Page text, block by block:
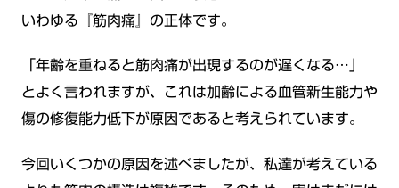
いわゆる『筋肉痛』の正体です。
「年齢を重ねると筋肉痛が出現するのが遅くなる…」
とよく言われますが、これは加齢による血管新生能力や
傷の修復能力低下が原因であると考えられています。
今回いくつかの原因を述べましたが、私達が考えている